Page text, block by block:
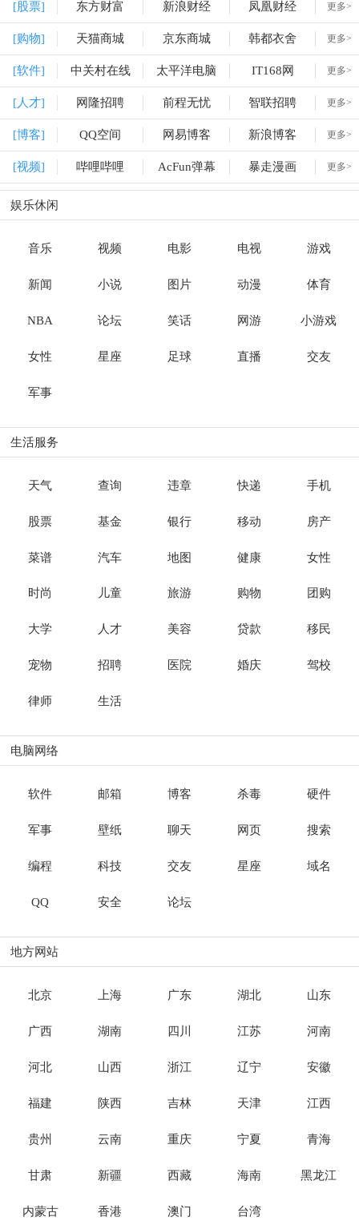
[股票] 东方财富 新浪财经 凤凰财经 更多>
[购物] 天猫商城 京东商城 韩都衣舍 更多>
[软件] 中关村在线 太平洋电脑 IT168网 更多>
[人才] 网隆招聘 前程无忧 智联招聘 更多>
[博客] QQ空间 网易博客 新浪博客 更多>
[视频] 哔哩哔哩 AcFun弹幕 暴走漫画 更多>
娱乐休闲
音乐 视频 电影 电视 游戏
新闻 小说 图片 动漫 体育
NBA 论坛 笑话 网游 小游戏
女性 星座 足球 直播 交友
军事
生活服务
天气 查询 违章 快递 手机
股票 基金 银行 移动 房产
菜谱 汽车 地图 健康 女性
时尚 儿童 旅游 购物 团购
大学 人才 美容 贷款 移民
宠物 招聘 医院 婚庆 驾校
律师 生活
电脑网络
软件 邮箱 博客 杀毒 硬件
军事 壁纸 聊天 网页 搜索
编程 科技 交友 星座 域名
QQ 安全 论坛
地方网站
北京 上海 广东 湖北 山东
广西 湖南 四川 江苏 河南
河北 山西 浙江 辽宁 安徽
福建 陕西 吉林 天津 江西
贵州 云南 重庆 宁夏 青海
甘肃 新疆 西藏 海南 黑龙江
内蒙古 香港 澳门 台湾